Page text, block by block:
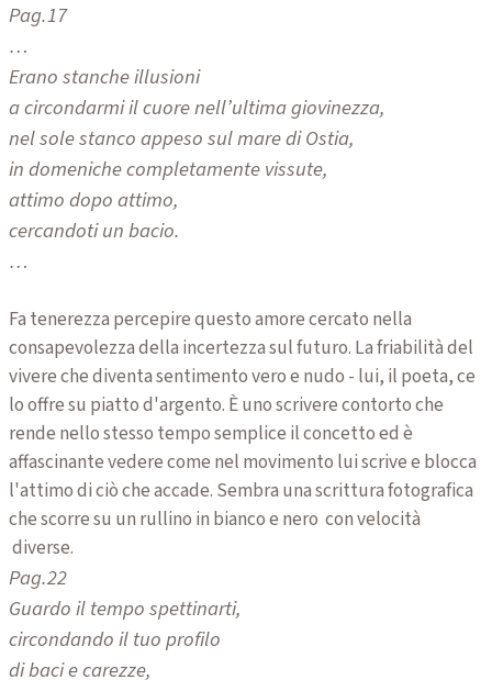
Pag.17
…
Erano stanche illusioni
a circondarmi il cuore nell’ultima giovinezza,
nel sole stanco appeso sul mare di Ostia,
in domeniche completamente vissute,
attimo dopo attimo,
cercandoti un bacio.
…
Fa tenerezza percepire questo amore cercato nella
consapevolezza della incertezza sul futuro. La friabilità del
vivere che diventa sentimento vero e nudo - lui, il poeta, ce
lo offre su piatto d'argento. È uno scrivere contorto che
rende nello stesso tempo semplice il concetto ed è
affascinante vedere come nel movimento lui scrive e blocca
l'attimo di ciò che accade. Sembra una scrittura fotografica
che scorre su un rullino in bianco e nero con velocità
diverse.
Pag.22
Guardo il tempo spettinarti,
circondando il tuo profilo
di baci e carezze,